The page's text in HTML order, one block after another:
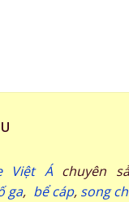
Việt Á chuyên
ga, bể cáp, song